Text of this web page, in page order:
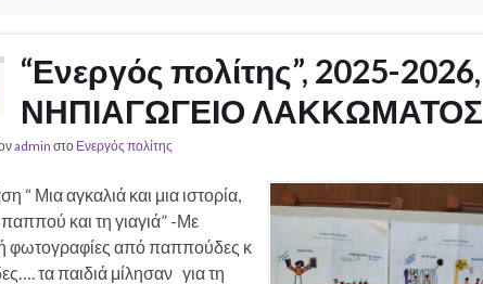
“Ενεργός πολίτης”, 2025-2026,
ΝΗΠΙΑΓΩΓΕΙΟ ΛΑΚΚΩΜΑΤΟΣ
admin στο Ενεργός πολίτης
“ Μια αγκαλιά και μια ιστορία,
παππού και τη γιαγιά” -Με
φωτογραφίες από παππούδες κ
τα παιδιά μίλησαν για τη